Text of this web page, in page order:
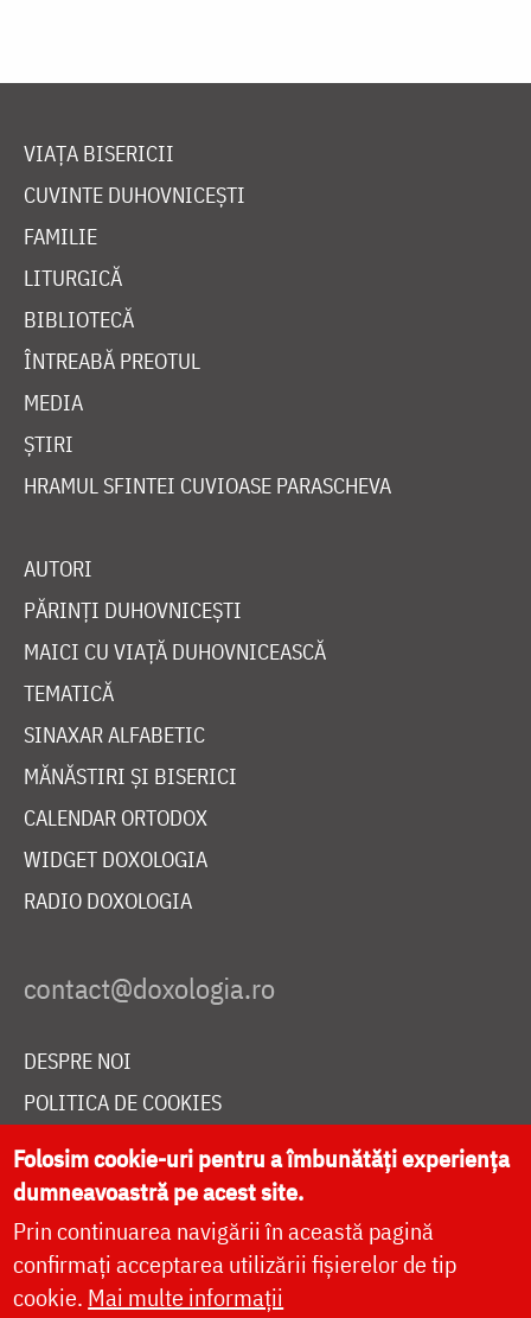
VIAȚA BISERICII
CUVINTE DUHOVNICEȘTI
FAMILIE
LITURGICĂ
BIBLIOTECĂ
ÎNTREABĂ PREOTUL
MEDIA
ȘTIRI
HRAMUL SFINTEI CUVIOASE PARASCHEVA
AUTORI
PĂRINȚI DUHOVNICEȘTI
MAICI CU VIAȚĂ DUHOVNICEASCĂ
TEMATICĂ
SINAXAR ALFABETIC
MĂNĂSTIRI ȘI BISERICI
CALENDAR ORTODOX
WIDGET DOXOLOGIA
RADIO DOXOLOGIA
DESPRE NOI
POLITICA DE COOKIES
DONEAZĂ ONLINE PENTRU CATEDRALA NAȚIONALĂ
LIVE
Folosim cookie-uri pentru a îmbunătăți experiența
dumneavoastră pe acest site.
Prin continuarea navigării în această pagină
confirmați acceptarea utilizării fișierelor de tip
cookie. Mai multe informații